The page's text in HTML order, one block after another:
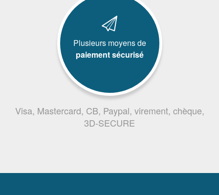
Plusieurs moyens de
paiement sécurisé
Visa, Mastercard, CB, Paypal, virement, chèque,
3D-SECURE